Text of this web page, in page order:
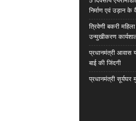
निर्माण एवं उड़ान के
त्रिवेणी बकरी
उन्मुखीकरण
प्रधानमंत्री आवास
बाई की जिंदगी
प्रधानमंत्री सूर्यघर